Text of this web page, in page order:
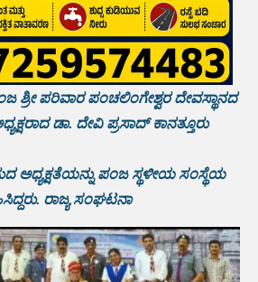
ಶ್ರೀ ಪರಿವಾರ ಪಂಚಲಿಂಗೇಶ್ವರ ದೇವಸ್ಥಾನದ
ಡಾ. ದೇವಿ ಪ್ರಸಾದ್ ಕಾನತ್ತೂರು
ಅಧ್ಯಕ್ಷತೆಯನ್ನು ಪಂಜ ಸ್ಥಳೀಯ ಸಂಸ್ಥೆಯ
ರಾಜ್ಯ ಸಂಘಟನಾ